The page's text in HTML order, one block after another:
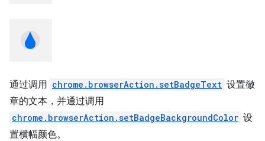
通过调用 chrome.browserAction.setBadgeText 设置徽
章的文本，并通过调用
chrome.browserAction.setBadgeBackgroundColor 设
置横幅颜色。